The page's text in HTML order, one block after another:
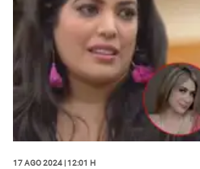
17 Ago 2024 | 12:01 h